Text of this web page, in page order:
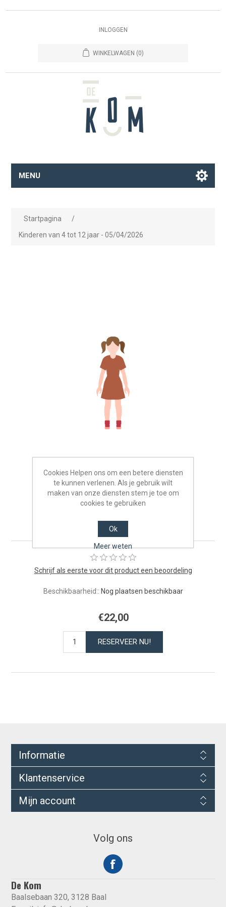
INLOGGEN
WINKELWAGEN (0)
MENU
Startpagina
/
Kinderen van 4 tot 12 jaar - 05/04/2026
Kinderen van 4 tot 12 jaar -
05/04/2026
Schrijf als eerste voor dit product een beoordeling
Beschikbaarheid:: Nog plaatsen beschikbaar
€22,00
RESERVEER NU!
Informatie
Klantenservice
Mijn account
Volg ons
De Kom
Baalsebaan 320, 3128 Baal
Cookies Helpen ons om een betere diensten
te kunnen verlenen. Als je gebruik wilt
maken van onze diensten stem je toe om
cookies te gebruiken
Ok
Meer weten